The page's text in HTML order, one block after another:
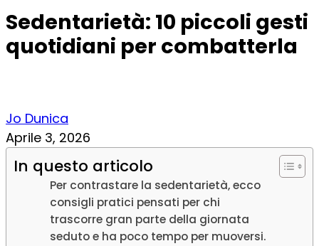
Sedentarietà: 10 piccoli gesti
quotidiani per combatterla
Jo Dunica
Aprile 3, 2026
In questo articolo
Per contrastare la sedentarietà, ecco
consigli pratici pensati per chi
trascorre gran parte della giornata
seduto e ha poco tempo per muoversi.